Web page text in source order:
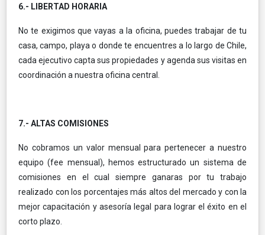
6.- LIBERTAD HORARIA
No te exigimos que vayas a la oficina, puedes trabajar de tu
casa, campo, playa o donde te encuentres a lo largo de Chile,
cada ejecutivo capta sus propiedades y agenda sus visitas en
coordinación a nuestra oficina central.
7.- ALTAS COMISIONES
No cobramos un valor mensual para pertenecer a nuestro
equipo (fee mensual), hemos estructurado un sistema de
comisiones en el cual siempre ganaras por tu trabajo
realizado con los porcentajes más altos del mercado y con la
mejor capacitación y asesoría legal para lograr el éxito en el
corto plazo.